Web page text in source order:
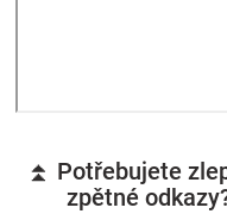
⏫ Potřebujete
zpětné